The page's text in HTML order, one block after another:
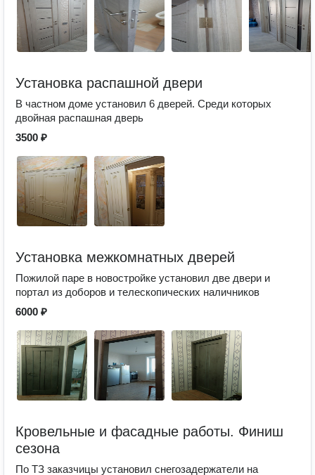
Установка распашной двери
В частном доме установил 6 дверей. Среди которых
двойная распашная дверь
3500 ₽
Установка межкомнатных дверей
Пожилой паре в новостройке установил две двери и
портал из доборов и телескопических наличников
6000 ₽
Кровельные и фасадные работы. Финиш
сезона
По ТЗ заказчицы установил снегозадержатели на